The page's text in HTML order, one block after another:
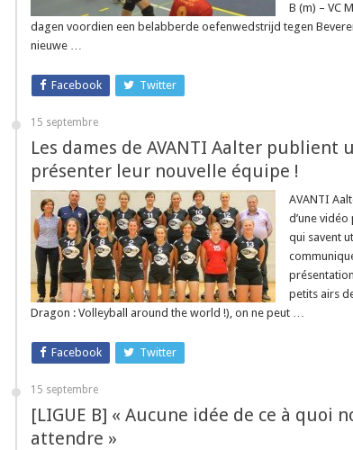
B (m) – VC
dagen voordien een belabberde oefenwedstrijd tegen
nieuwe …
Facebook Twitter
15 septembre
Les dames de AVANTI Aalter publient
présenter leur nouvelle équipe !
AVANTI
d’une
qui savent
petits airs
Dragon : Volleyball around the world !), on ne peut …
Facebook Twitter
15 septembre
[LIGUE B] « Aucune idée de ce à quoi
attendre »